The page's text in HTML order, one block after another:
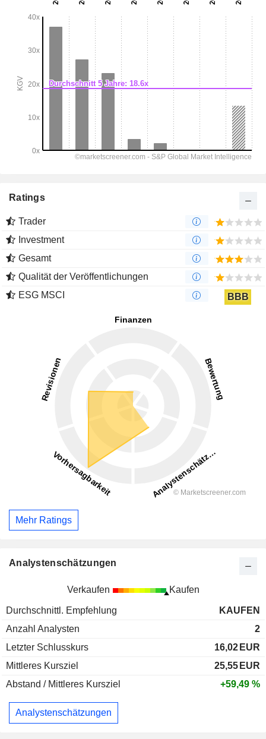
Ratings
Trader
Investment
Gesamt
Qualität der Veröffentlichungen
ESG MSCI
BBB
Mehr Ratings
Analystenschätzungen
Verkaufen Kaufen
Durchschnittl. Empfehlung
KAUFEN
Anzahl Analysten
2
Letzter Schlusskurs
16,02 EUR
Mittleres Kursziel
25,55 EUR
Abstand / Mittleres Kursziel
+59,49 %
Analystenschätzungen